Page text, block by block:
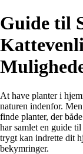
Guide til
At have planter i
naturen indenfor.
finde planter, der
har samlet en guide
trygt kan indrette dit
bekymringer.